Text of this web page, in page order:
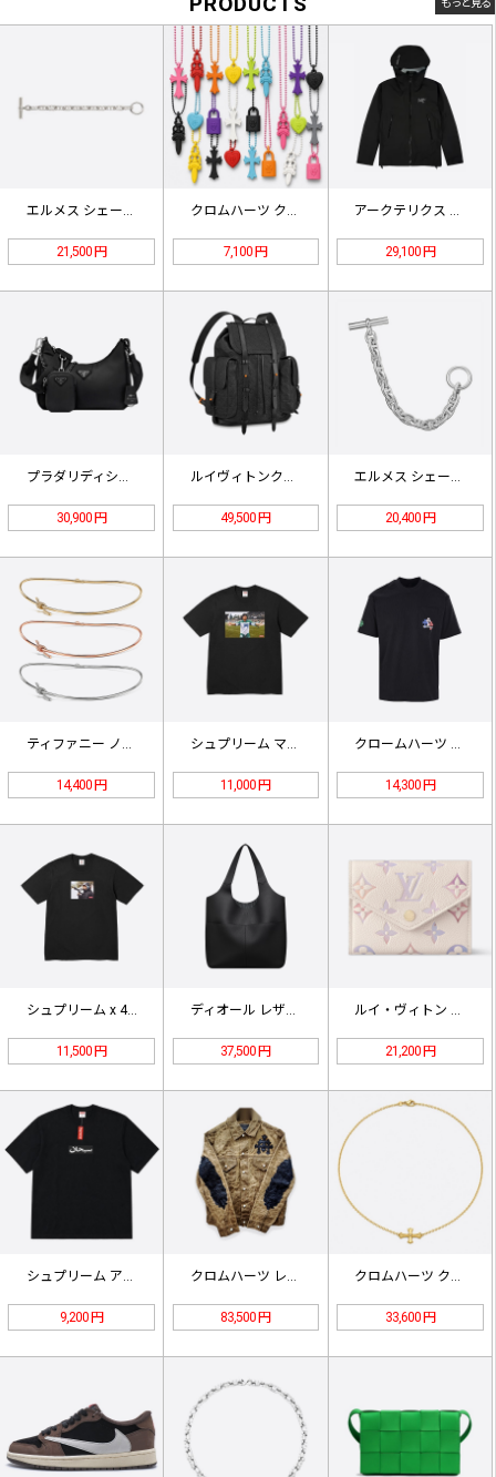
エルメス シェーヌダンクル ブレスレ…
21,500 円
クロムハーツ クロス ダガー シリコ…
7,100 円
アークテリクス フード付きジャケット…
29,100 円
プラダリディションサフィアーノレザー…
30,900 円
ルイヴィトンクリストファーバックパッ…
49,500 円
エルメス シェーヌダンクル ブレスレ…
20,400 円
14,400 円 11,000 円 14,300 円
シュプリーム x 40エーカーズ ス…
11,500 円
ディオール レザー アンダーアーム …
37,500 円
ルイ・ヴィトン 財布 M25649
21,200 円
シュプリーム アラビック ボックスロ…
9,200 円
クロムハーツ レザーパッチワーク ジ…
83,500 円
クロムハーツ クロス 鎖骨チェーン …
33,600 円